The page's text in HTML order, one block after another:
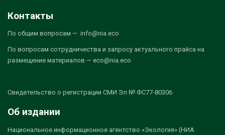
Контакты
По общим вопросам — info@nia.eco
По вопросам сотрудничества и запросу актуального прайса на
размещение материалов — eco@nia.eco
Свидетельство о регистрации СМИ Эл № ФС77-80306
Об издании
Национальное информационное агентство «Экология» (НИА